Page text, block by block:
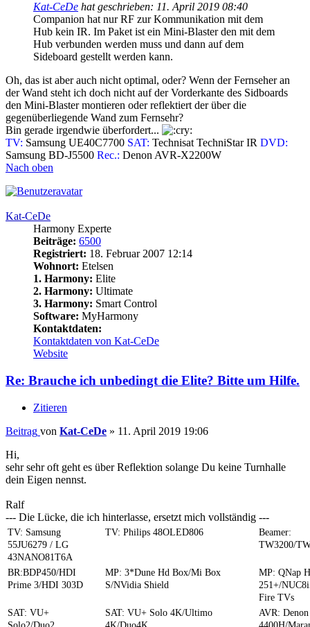
Kat-CeDe hat geschrieben: 11. April 2019 08:40
Companion hat nur RF zur Kommunikation mit dem
Hub kein IR. Im Paket ist ein Mini-Blaster den mit dem
Hub verbunden werden muss und dann auf dem
Sideboard gestellt werden kann.
Oh, das ist aber auch nicht optimal, oder? Wenn der Fernseher an
der Wand steht ich doch nicht auf der Vorderkante des Sidboards
den Mini-Blaster montieren oder reflektiert der über die
gegenüberliegende Wand zum Fernsehr?
Bin gerade irgendwie überfordert...
TV: Samsung UE40C7700 SAT: Technisat TechniStar IR DVD:
Samsung BD-J5500 Rec.: Denon AVR-X2200W
Nach oben
Kat-CeDe
Harmony Experte
Beiträge: 6500
Registriert: 18. Februar 2007 12:14
Wohnort: Etelsen
1. Harmony: Elite
2. Harmony: Ultimate
3. Harmony: Smart Control
Software: MyHarmony
Kontaktdaten:
Kontaktdaten von Kat-CeDe
Website
Re: Brauche ich unbedingt die Elite? Bitte um Hilfe.
Zitieren
Beitrag von Kat-CeDe » 11. April 2019 19:06
Hi,
sehr sehr oft geht es über Reflektion solange Du keine Turnhalle
dein Eigen nennst.
Ralf
--- Die Lücke, die ich hinterlasse, ersetzt mich vollständig ---
TV: Samsung
55JU6279 / LG
43NANO81T6A
TV: Philips 48OLED806
Beamer:
TW3200/
BR:BDP450/HDI
Prime 3/HDI 303D
MP: 3*Dune Hd Box/Mi Box
S/NVidia Shield
MP: QNap
251+/
Fire TVs
SAT: VU+
Solo2/Duo2
SAT: VU+ Solo 4K/Ultimo
4K/Duo4K
AVR: Denon
4400H/